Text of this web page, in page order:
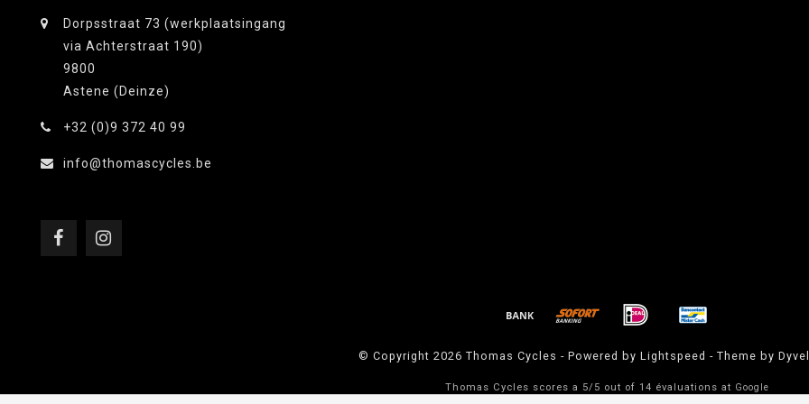
Dorpsstraat 73 (werkplaatsingang
via Achterstraat 190)
9800
Astene (Deinze)
+32 (0)9 372 40 99
info@thomascycles.be
© Copyright 2026 Thomas Cycles - Powered by Lightspeed - Theme by
Thomas Cycles scores a 5/5 out of 14 évaluations at Google